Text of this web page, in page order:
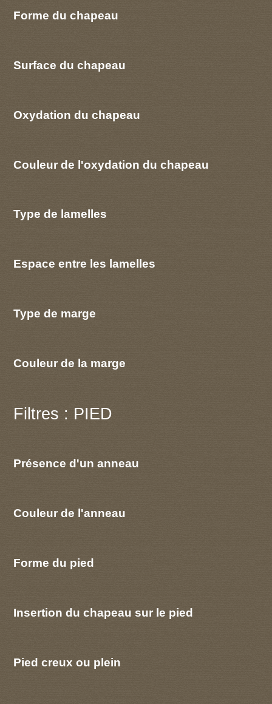
Forme du chapeau
Surface du chapeau
Oxydation du chapeau
Couleur de l'oxydation du chapeau
Type de lamelles
Espace entre les lamelles
Type de marge
Couleur de la marge
Filtres : PIED
Présence d'un anneau
Couleur de l'anneau
Forme du pied
Insertion du chapeau sur le pied
Pied creux ou plein